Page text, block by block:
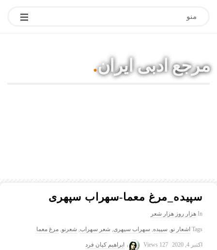
منو
مرجع ادبی ایران.
سپیده_مرغ معما-سهراب سپهری
In هزار روز هزار شعر
Tags اشعار نو, سپیده, سهراب سپهری, شعر سهراب, شعرنو, مرغ معما
اکتبر 4, 2020 127 Views ابراهیم کیان فرد